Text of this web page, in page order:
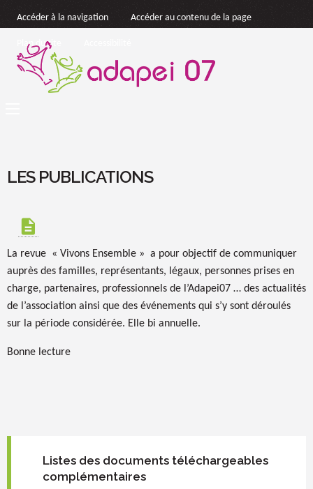
Accéder à la navigation Accéder au contenu de la page
Plan du site
LES PUBLICATIONS
description
La revue « Vivons Ensemble » a pour objectif de communiquer
auprès des familles, représentants, légaux, personnes prises en
charge, partenaires, professionnels de l’Adapei07 … des actualités
de l’association ainsi que des événements qui s’y sont déroulés
sur la période considérée. Elle bi annuelle.
Bonne lecture
Listes des documents téléchargeables
complémentaires